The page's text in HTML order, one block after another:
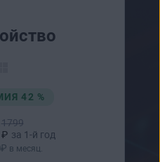
42 %
1799
₽ за 1-й год
₽ в месяц.